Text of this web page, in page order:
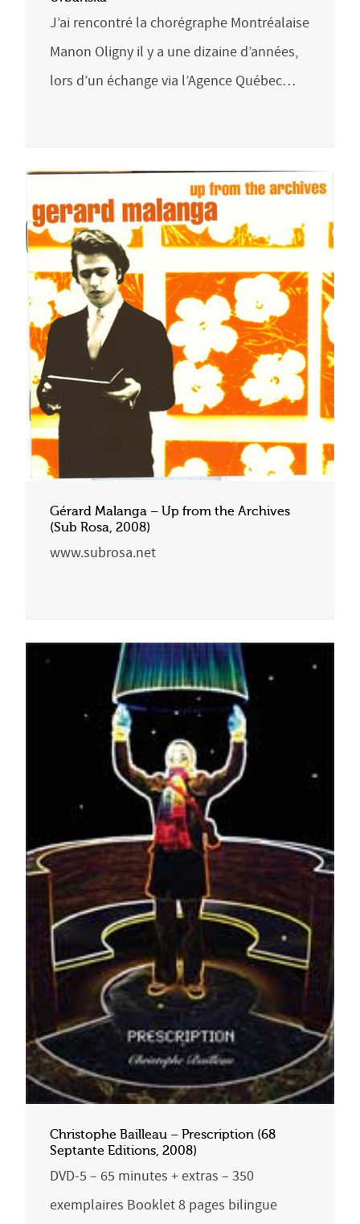
J’ai rencontré la chorégraphe Montréalaise
Manon Oligny il y a une dizaine d’années,
lors d’un échange via l’Agence Québec…
Gérard Malanga – Up from the Archives
(Sub Rosa, 2008)
www.subrosa.net
Christophe Bailleau – Prescription (68
Septante Editions, 2008)
DVD-5 – 65 minutes + extras – 350
exemplaires Booklet 8 pages bilingue